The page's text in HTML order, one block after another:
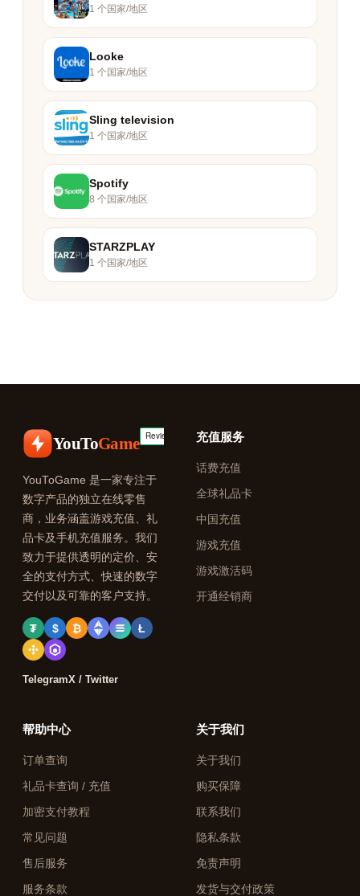
1 个国家/地区
Looke
1 个国家/地区
Sling television
1 个国家/地区
Spotify
8 个国家/地区
STARZPLAY
1 个国家/地区
YouToGame
YouToGame 是一家专注于
数字产品的独立在线零售
商，业务涵盖游戏充值、礼
品卡及手机充值服务。我们
致力于提供透明的定价、安
全的支付方式、快速的数字
交付以及可靠的客户支持。
₮ $ ₿ Ł
TelegramX / Twitter
充值服务
话费充值
全球礼品卡
中国充值
游戏充值
游戏激活码
开通经销商
帮助中心
订单查询
礼品卡查询 / 充值
加密支付教程
常见问题
售后服务
服务条款
关于我们
关于我们
购买保障
联系我们
隐私条款
免责声明
发货与交付政策